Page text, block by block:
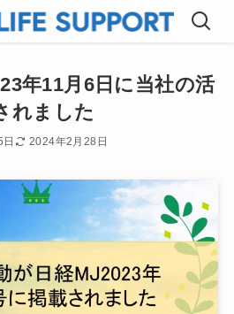
年11月6日に当社の活
れました
2024年2月28日